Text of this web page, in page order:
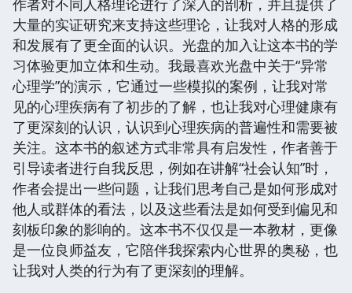
作者对不同人格理论进行了深入的剖析，并且提供了
大量的实证研究来支持这些理论，让我对人格的形成
和发展有了更全面的认识。光盘的加入让这本书的学
习体验更加立体和生动。我最喜欢光盘中关于“异常
心理学”的演示，它通过一些模拟的案例，让我对常
见的心理疾病有了初步的了解，也让我对心理健康有
了更深刻的认识，认识到心理疾病的普遍性和需要被
关注。这本书的叙述方式非常具有启发性，作者善于
引导读者进行自我反思，例如在讲解“社会认知”时，
作者会提出一些问题，让我们思考自己是如何形成对
他人或群体的看法，以及这些看法是如何受到偏见和
刻板印象的影响的。这本书不仅仅是一本教材，更像
是一位良师益友，它陪伴我探索内心世界的奥秘，也
让我对人类的行为有了更深刻的理解。